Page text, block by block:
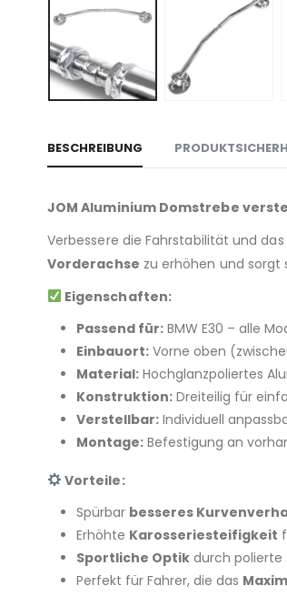
BESCHREIBUNG
JOM Aluminium Domstrebe
Verbessere die Fahrstabilität und
Vorderachse zu erhöhen und sorgt
Eigenschaften:
Passend für: BMW E30 – alle
Einbauort: Vorne oben
Material: Hochglanzpoliertes
Konstruktion: Dreiteilig für
Verstellbar: Individuell
Montage: Befestigung an
Vorteile:
Spürbar besseres
Erhöhte Karosseriesteifigkeit
Sportliche Optik durch
Perfekt für Fahrer, die das